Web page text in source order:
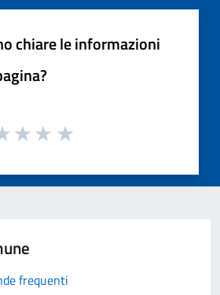
chiare le informazioni
frequenti